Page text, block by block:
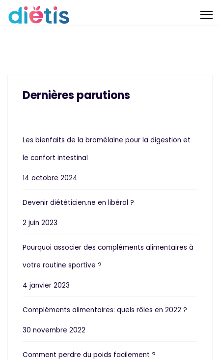
Dernières parutions
Les bienfaits de la bromélaïne pour la digestion et
le confort intestinal
14 octobre 2024
Devenir diététicien.ne en libéral ?
2 juin 2023
Pourquoi associer des compléments alimentaires à
votre routine sportive ?
4 janvier 2023
Compléments alimentaires: quels rôles en 2022 ?
30 novembre 2022
Comment perdre du poids facilement ?